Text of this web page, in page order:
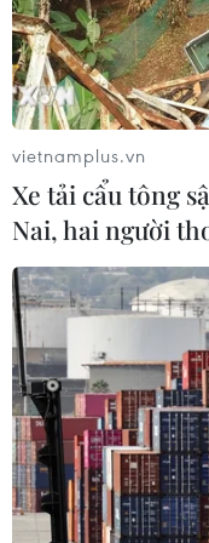
TIN CÙNG
Công
nâng cao năng lực
chuyên sâu tại
06/08/2026 02:13
Cứu nạn thành
vietnamplus.vn
Xe tải cẩu tông
Nai, hai người